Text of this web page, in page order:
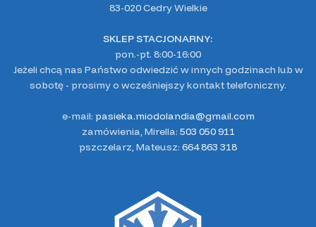
83-020 Cedry Wielkie
SKLEP STACJONARNY:
pon.-pt. 8:00-16:00
Jeżeli chcą nas Państwo odwiedzić w innych godzinach lub w
sobotę - prosimy o wcześniejszy kontakt telefoniczny.
e-mail: pasieka.miodolandia@gmail.com
zamówienia, Mirella: 503 050 911
pszczelarz, Mateusz: 664 863 318